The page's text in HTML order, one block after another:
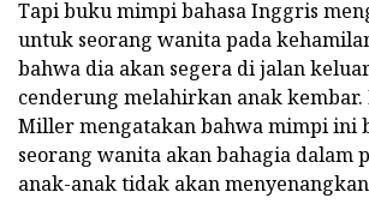
Tapi buku mimpi bahasa Inggris
untuk seorang wanita pada
bahwa dia akan segera di jalan
cenderung melahirkan anak
Miller mengatakan bahwa mimpi ini
seorang wanita akan bahagia dalam
anak-anak tidak akan